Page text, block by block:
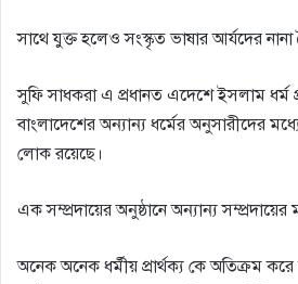
সাথে যুক্ত হলেও সংস্কৃত ভাষার আর্যদের নানা
সুফি সাধকরা এ প্রধানত এদেশে ইসলাম ধর্ম
বাংলাদেশের অন্যান্য ধর্মের অনুসারীদের
লোক রয়েছে।
এক সম্প্রদায়ের অনুষ্ঠানে অন্যান্য
অনেক অনেক ধর্মীয় প্রার্থক্য কে অতিক্রম